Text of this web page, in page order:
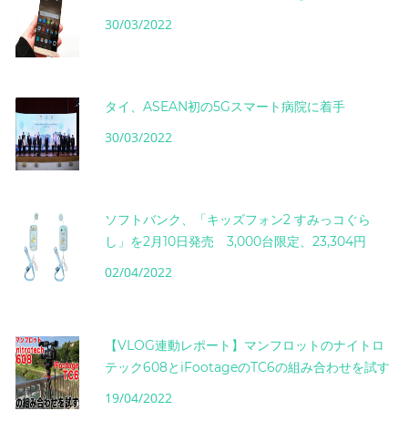
30/03/2022
タイ、ASEAN初の5Gスマート病院に着手
30/03/2022
ソフトバンク、「キッズフォン2 すみっコぐら
し」を2月10日発売 3,000台限定、23,304円
02/04/2022
【VLOG連動レポート】マンフロットのナイトロ
テック608とiFootageのTC6の組み合わせを試す
19/04/2022